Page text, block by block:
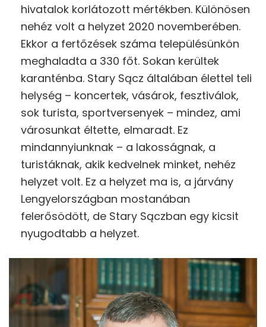
hivatalok korlátozott mértékben. Különösen
nehéz volt a helyzet 2020 novemberében.
Ekkor a fertőzések száma településünkön
meghaladta a 330 főt. Sokan kerültek
karanténba. Stary Sącz általában élettel teli
helység – koncertek, vásárok, fesztiválok,
sok turista, sportversenyek – mindez, ami
városunkat éltette, elmaradt. Ez
mindannyiunknak – a lakosságnak, a
turistáknak, akik kedvelnek minket, nehéz
helyzet volt. Ez a helyzet ma is, a járvány
Lengyelországban mostanában
felerősödött, de Stary Sączban egy kicsit
nyugodtabb a helyzet.